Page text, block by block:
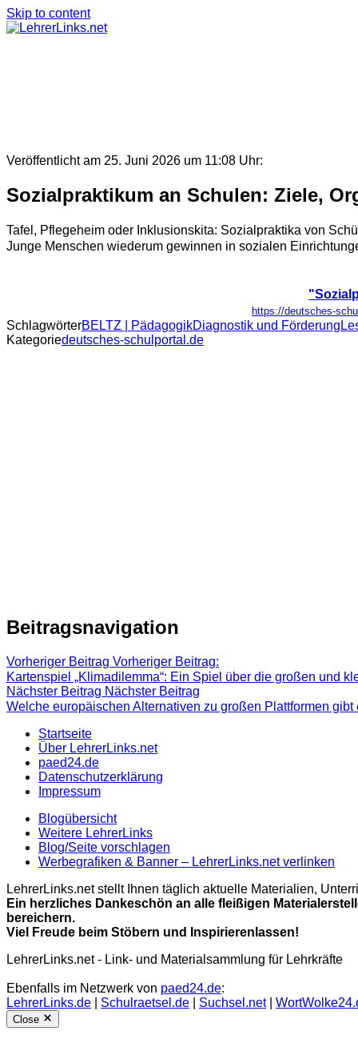
Skip to content
Veröffentlicht am 25. Juni 2026 um 11:08 Uhr:
Sozialpraktikum an Schulen: Ziele,
Tafel, Pflegeheim oder Inklusionskita: Sozialpraktika von
Junge Menschen wiederum gewinnen in sozialen
https://deutsches-
SchlagwörterBELTZ | PädagogikDiagnostik und Förderung
Kategoriedeutsches-schulportal.de
Beitragsnavigation
Vorheriger Beitrag Vorheriger Beitrag:
Kartenspiel „Klimadilemma“: Ein Spiel über die großen und
Nächster Beitrag Nächster Beitrag
Welche europäischen Alternativen zu großen Plattformen gibt
Startseite
Über LehrerLinks.net
paed24.de
Datenschutzerklärung
Impressum
Blogübersicht
Weitere LehrerLinks
Blog/Seite vorschlagen
Werbegrafiken & Banner – LehrerLinks.net verlinken
LehrerLinks.net stellt Ihnen täglich aktuelle Materialien,
Ein herzliches Dankeschön an alle fleißigen
bereichern.
Viel Freude beim Stöbern und Inspirierenlassen!
LehrerLinks.net - Link- und Materialsammlung für Lehrkräfte
Ebenfalls im Netzwerk von paed24.de:
LehrerLinks.de
Schulraetsel.de Suchsel.net|
Close